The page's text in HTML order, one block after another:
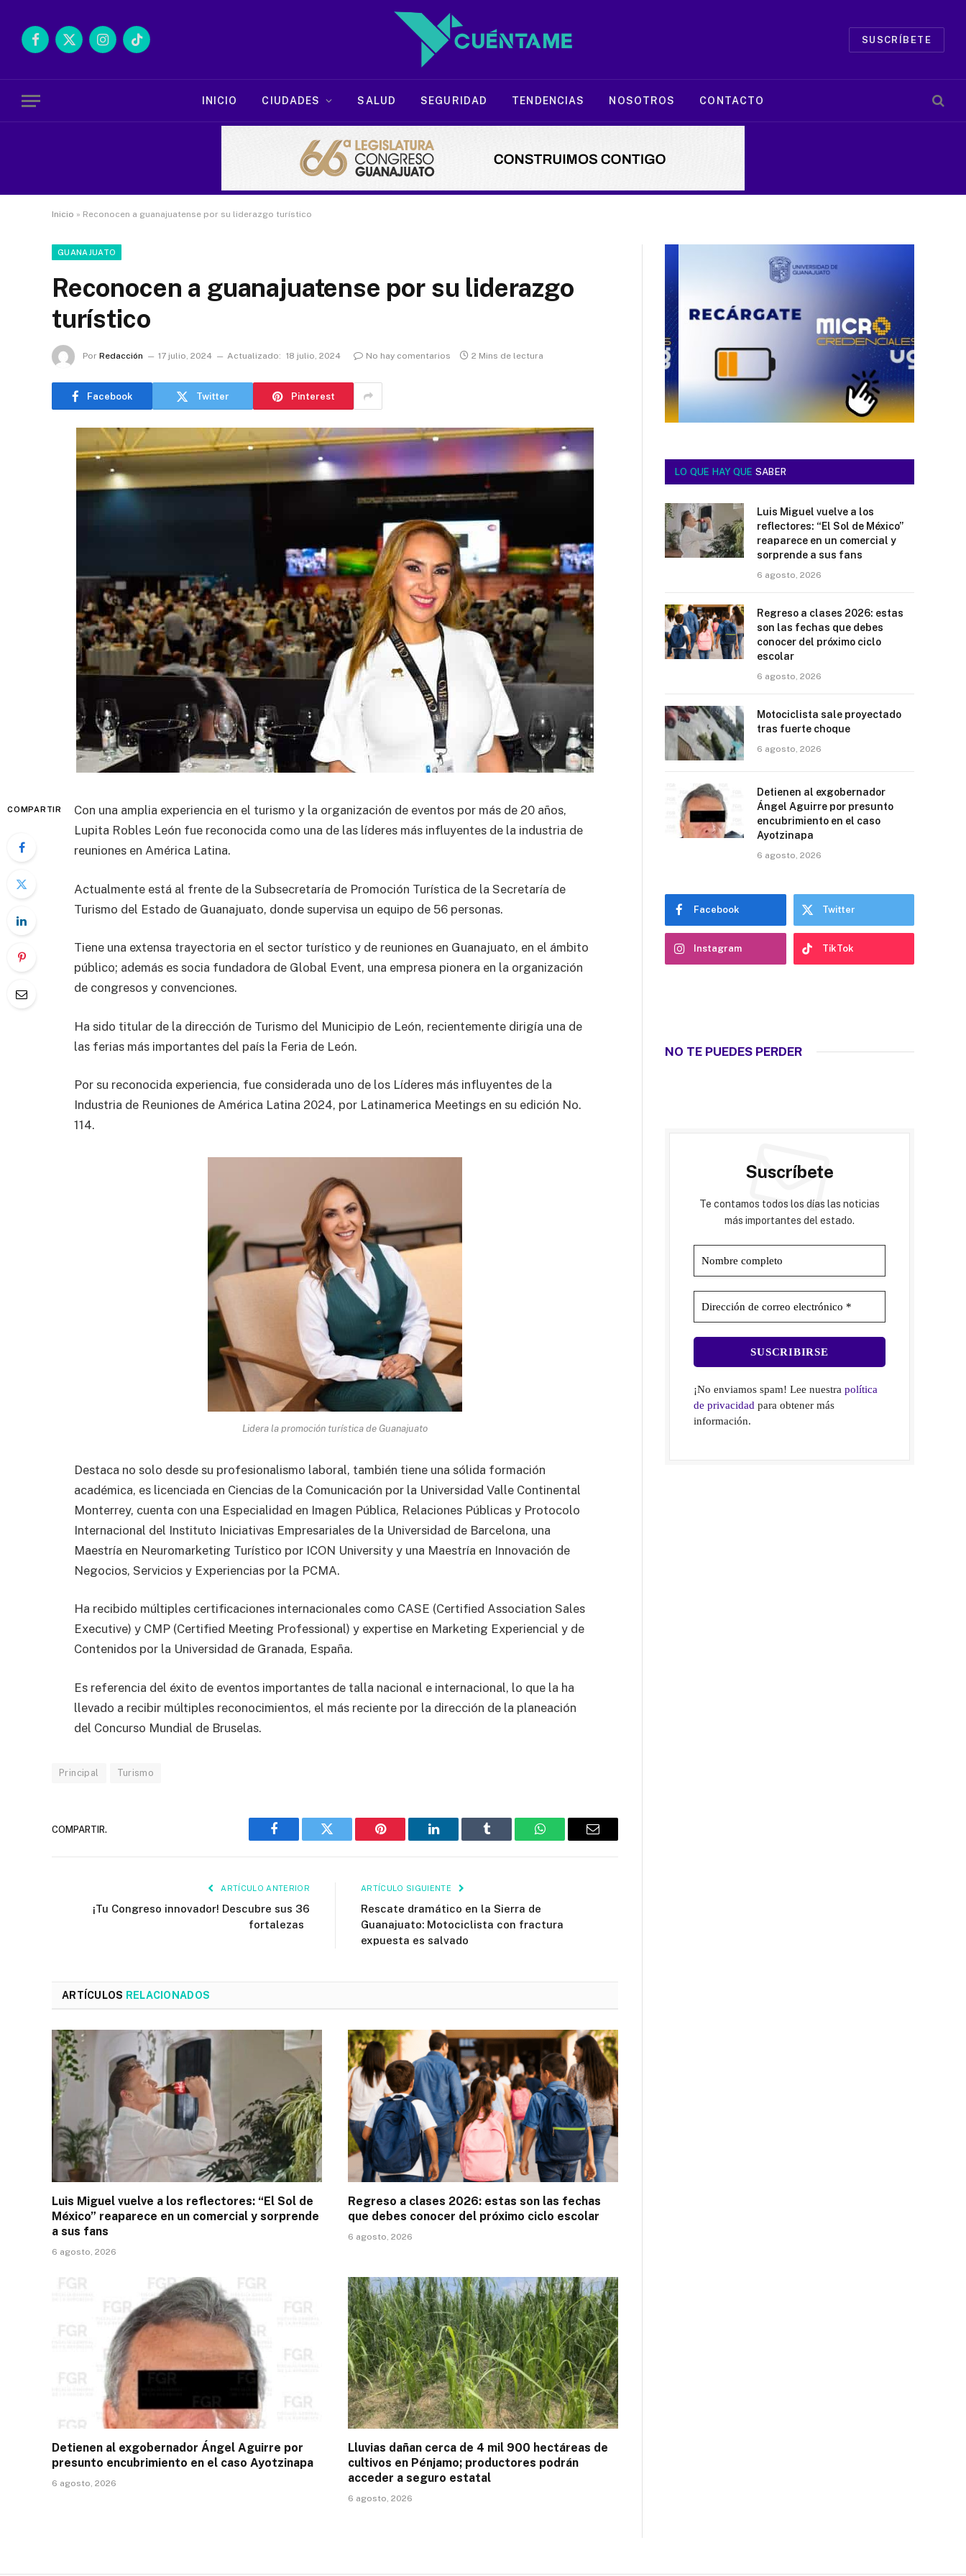
Facebook
X
InstagramTikTok
SUSCRÍBETE
INICIO CIUDADES SALUD SEGURIDAD TENDENCIAS NOSOTROS CONTACTO
Inicio » Reconocen a guanajuatense por su liderazgo turístico
GUANAJUATO
Reconocen a guanajuatense por su liderazgo
turístico
Por Redacción 17 julio, 2024 Actualizado: 18 julio, 2024 No hay comentarios 2 Mins de lectura
Facebook Twitter Pinterest
COMPARTIR
Con una amplia experiencia en el turismo y la organización de eventos por más de 20 años,
Lupita Robles León fue reconocida como una de las líderes más influyentes de la industria de
reuniones en América Latina.
Actualmente está al frente de la Subsecretaría de Promoción Turística de la Secretaría de
Turismo del Estado de Guanajuato, donde supervisa un equipo de 56 personas.
Tiene una extensa trayectoria en el sector turístico y de reuniones en Guanajuato, en el ámbito
público; además es socia fundadora de Global Event, una empresa pionera en la organización
de congresos y convenciones.
Ha sido titular de la dirección de Turismo del Municipio de León, recientemente dirigía una de
las ferias más importantes del país la Feria de León.
Por su reconocida experiencia, fue considerada uno de los Líderes más influyentes de la
Industria de Reuniones de América Latina 2024, por Latinamerica Meetings en su edición No.
114.
Lidera la promoción turística de Guanajuato
Destaca no solo desde su profesionalismo laboral, también tiene una sólida formación
académica, es licenciada en Ciencias de la Comunicación por la Universidad Valle Continental
Monterrey, cuenta con una Especialidad en Imagen Pública, Relaciones Públicas y Protocolo
Internacional del Instituto Iniciativas Empresariales de la Universidad de Barcelona, una
Maestría en Neuromarketing Turístico por ICON University y una Maestría en Innovación de
Negocios, Servicios y Experiencias por la PCMA.
Ha recibido múltiples certificaciones internacionales como CASE (Certified Association Sales
Executive) y CMP (Certified Meeting Professional) y expertise en Marketing Experiencial y de
Contenidos por la Universidad de Granada, España.
Es referencia del éxito de eventos importantes de talla nacional e internacional, lo que la ha
llevado a recibir múltiples reconocimientos, el más reciente por la dirección de la planeación
del Concurso Mundial de Bruselas.
Principal Turismo
COMPARTIR.
Facebook Twitter Pinterest LinkedIn Tumblr WhatsAppEmail
ARTÍCULO ANTERIOR
¡Tu Congreso innovador! Descubre sus 36
fortalezas
ARTÍCULO SIGUIENTE
Rescate dramático en la Sierra de
Guanajuato: Motociclista con fractura
expuesta es salvado
ARTÍCULOS RELACIONADOS
Luis Miguel vuelve a los reflectores: “El Sol de
México” reaparece en un comercial y sorprende
a sus fans
6 agosto, 2026
Regreso a clases 2026: estas son las fechas
que debes conocer del próximo ciclo escolar
6 agosto, 2026
Detienen al exgobernador Ángel Aguirre por
presunto encubrimiento en el caso Ayotzinapa
6 agosto, 2026
Lluvias dañan cerca de 4 mil 900 hectáreas de
cultivos en Pénjamo; productores podrán
acceder a seguro estatal
6 agosto, 2026
LO QUE HAY QUE SABER
Luis Miguel vuelve a los
reflectores: “El Sol de México”
reaparece en un comercial y
sorprende a sus fans
6 agosto, 2026
Regreso a clases 2026: estas
son las fechas que debes
conocer del próximo ciclo
escolar
6 agosto, 2026
Motociclista sale proyectado
tras fuerte choque
6 agosto, 2026
Detienen al exgobernador
Ángel Aguirre por presunto
encubrimiento en el caso
Ayotzinapa
6 agosto, 2026
Facebook Twitter
Instagram TikTok
NO TE PUEDES PERDER
Suscríbete
Te contamos todos los días las noticias
más importantes del estado.
¡No enviamos spam! Lee nuestrapolítica
de privacidad para obtener más
información.